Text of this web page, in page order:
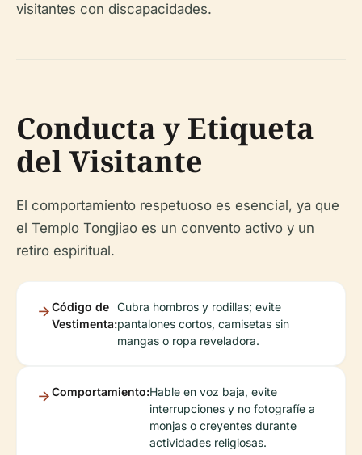
visitantes con discapacidades.
Conducta y Etiqueta
del Visitante
El comportamiento respetuoso es esencial, ya que
el Templo Tongjiao es un convento activo y un
retiro espiritual.
Código de
Vestimenta:
Cubra hombros y rodillas; evite
pantalones cortos, camisetas sin
mangas o ropa reveladora.
Comportamiento:Hable en voz baja, evite
interrupciones y no fotografíe a
monjas o creyentes durante
actividades religiosas.